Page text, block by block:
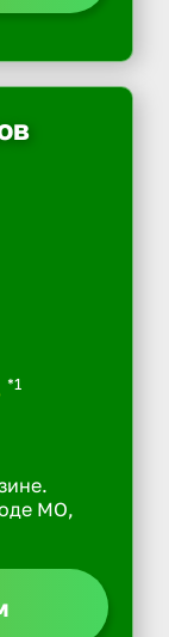
*1
МО,